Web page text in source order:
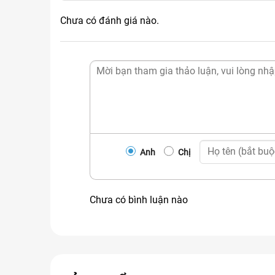
Chưa có đánh giá nào.
Anh Chị
Chưa có bình luận nào